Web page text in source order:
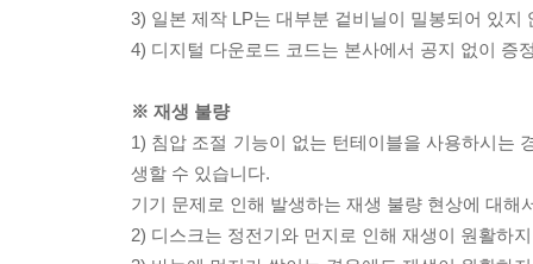
3) 일본 제작 LP는 대부분 겉비닐이 밀봉되어 있지
4) 디지털 다운로드 코드는 본사에서 공지 없이 증
※ 재생 불량
1) 침압 조절 기능이 없는 턴테이블을 사용하시는
생할 수 있습니다.
기기 문제로 인해 발생하는 재생 불량 현상에 대
2) 디스크는 정전기와 먼지로 인해 재생이 원활하